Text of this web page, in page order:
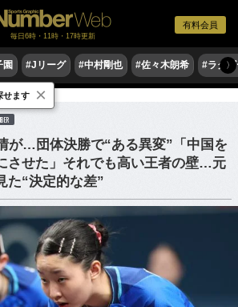
有料会員
毎日6時・11時・17時更新
園 #Jリーグ #中村剛也 #佐々木朗希 #ラグ〉
が…団体決勝で“ある異変”「中国を
させた」それでも高い王者の壁…元
た“決定的な差”
せます ×